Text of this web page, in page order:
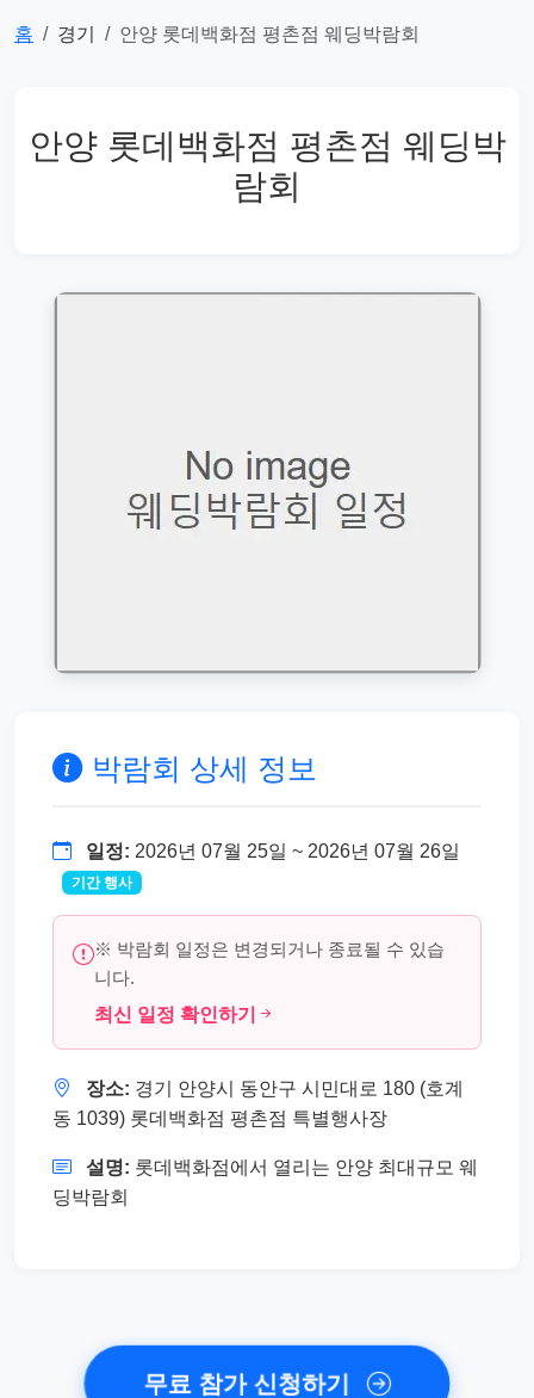
홈 경기 안양 롯데백화점 평촌점 웨딩박람회
안양 롯데백화점 평촌점 웨딩박
람회
박람회 상세 정보
일정: 2026년 07월 25일 ~ 2026년 07월 26일
기간 행사
※ 박람회 일정은 변경되거나 종료될 수 있습
니다.
최신 일정 확인하기
장소: 경기 안양시 동안구 시민대로 180 (호계
동 1039) 롯데백화점 평촌점 특별행사장
설명: 롯데백화점에서 열리는 안양 최대규모 웨
딩박람회
무료 참가 신청하기